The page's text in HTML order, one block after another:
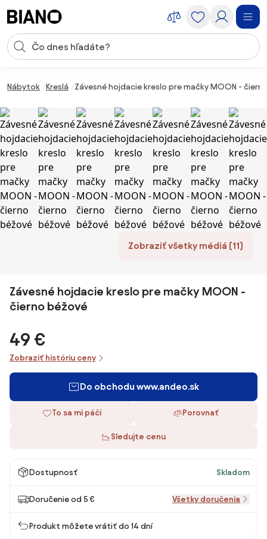
Vstup pre vyhľadávanie
Nábytok Kreslá Závesné hojdacie kreslo pre mačky MOON -
Zobraziť všetky médiá (11)
Závesné hojdacie kreslo pre mačky MOON -
čierno béžové
49 €
Zobraziť históriu ceny
Do obchodu www.andeo.sk
To sa mi páči Porovnať
Sledujte cenu
Dostupnosť Skladom
Doručenie od 5 € Všetky doručenia
Produkt môžete vrátiť do 14 dní